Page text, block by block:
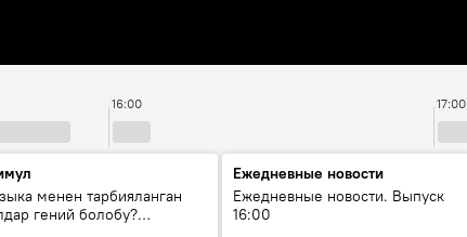
16:00 17:00
менен тарбияланган
гений болобу?
Ежедневные новости
Ежедневные новости. Выпуск
16:00